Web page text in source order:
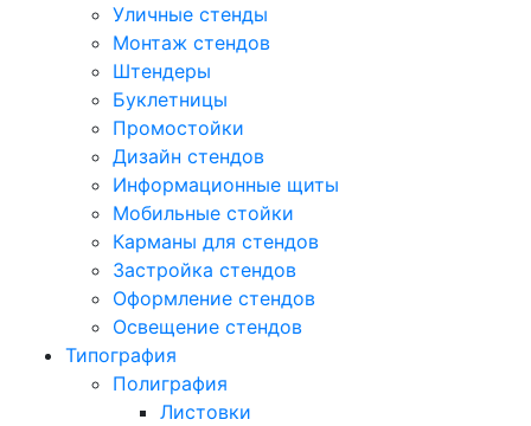
Уличные стенды
Монтаж стендов
Штендеры
Буклетницы
Промостойки
Дизайн стендов
Информационные щиты
Мобильные стойки
Карманы для стендов
Застройка стендов
Оформление стендов
Освещение стендов
Типография
Полиграфия
Листовки